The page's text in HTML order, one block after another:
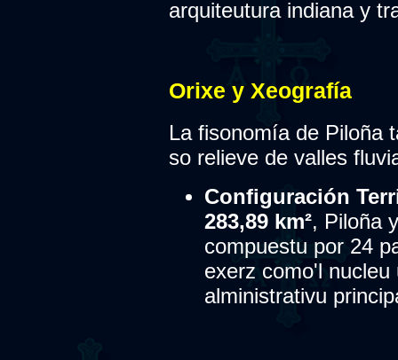
arquiteutura indiana y
Orixe y Xeografía
La fisonomía de Piloña
so relieve de valles
Configuración
283,89 km², Piloña
compuestu por 24
exerz como'l
alministrativu